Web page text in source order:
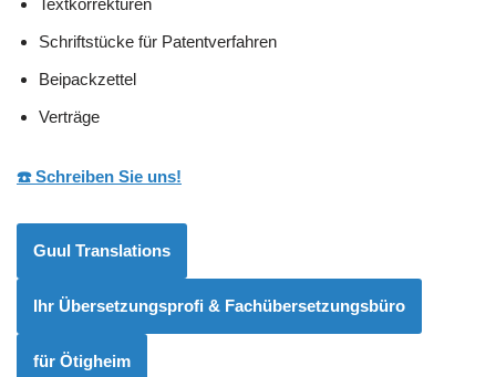
Textkorrekturen
Schriftstücke für Patentverfahren
Beipackzettel
Verträge
☎️ Schreiben Sie uns!
Guul Translations
Ihr Übersetzungsprofi & Fachübersetzungsbüro
für Ötigheim